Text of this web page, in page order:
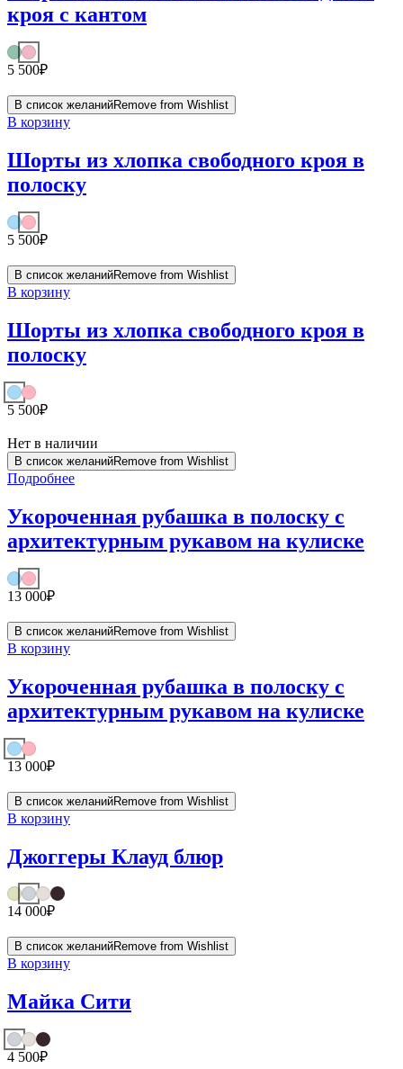
кроя с кантом
5 500₽
В список желанийRemove from Wishlist
В корзину
Шорты из хлопка свободного кроя в
полоску
5 500₽
В список желанийRemove from Wishlist
В корзину
Шорты из хлопка свободного кроя в
полоску
5 500₽
Нет в наличии
В список желанийRemove from Wishlist
Подробнее
Укороченная рубашка в полоску с
архитектурным рукавом на кулиске
13 000₽
В список желанийRemove from Wishlist
В корзину
Укороченная рубашка в полоску с
архитектурным рукавом на кулиске
13 000₽
В список желанийRemove from Wishlist
В корзину
Джоггеры Клауд блюр
14 000₽
В список желанийRemove from Wishlist
В корзину
Майка Сити
4 500₽